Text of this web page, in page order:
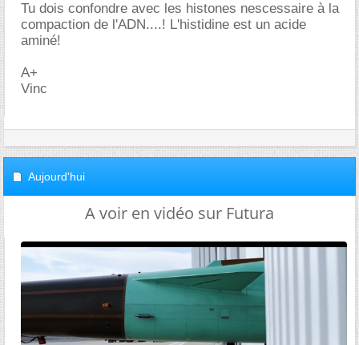
Tu dois confondre avec les histones nescessaire à la
compaction de l'ADN....! L'histidine est un acide
aminé!
A+
Vinc
Aujourd'hui
A voir en vidéo sur Futura